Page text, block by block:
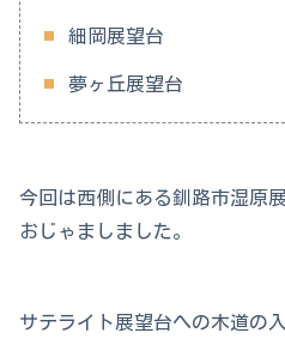
細岡展望台
夢ヶ丘展望台
今回は西側にある釧路市湿原
おじゃましました。
サテライト展望台への木道の